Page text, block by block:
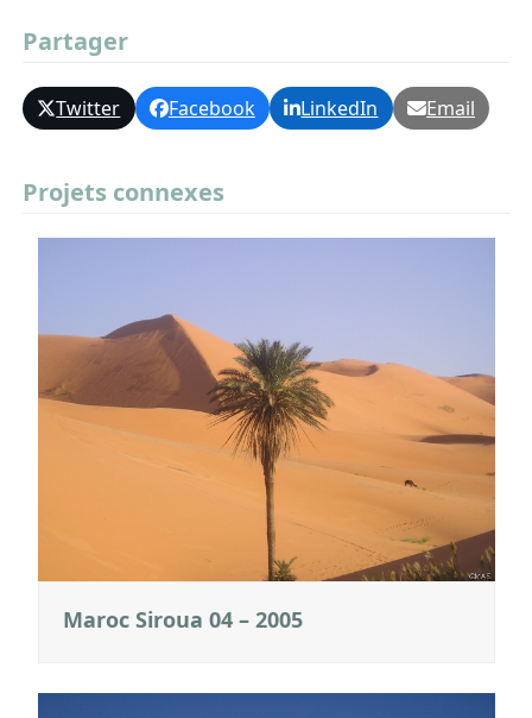
Partager
Twitter Facebook LinkedIn Email
Projets connexes
Maroc Siroua 04 – 2005